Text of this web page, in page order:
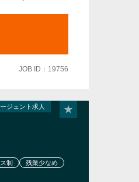
ードバックするサ
締結までのプロ
ただくことを期
JOB ID：19756
ジェント求人
制 残業少なめ